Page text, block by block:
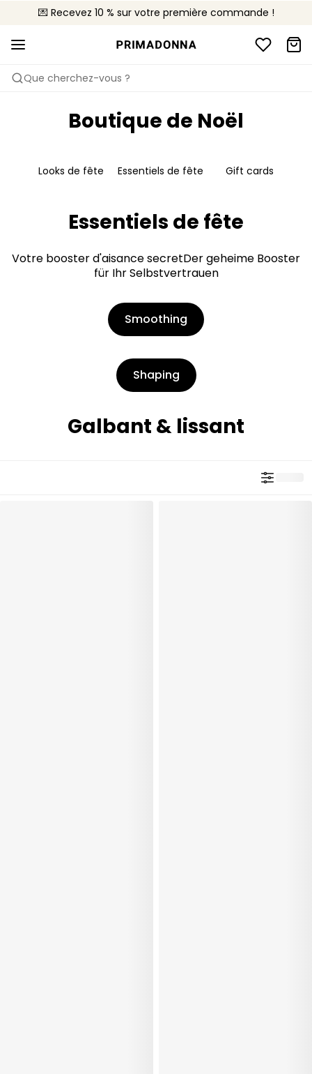
💌 Recevez 10 % sur votre première commande !
🚚 Livraison gratuite à partir de CHF 150
📦 Retours gratuits
Que cherchez-vous ?
Boutique de Noël
Looks de fête Essentiels de fête Gift cards
Essentiels de fête
Votre booster d'aisance secretDer geheime Booster
für Ihr Selbstvertrauen
Smoothing
Shaping
Galbant & lissant